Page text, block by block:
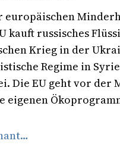
europäischen
kauft russisches
Krieg in der
Regime in
Die EU geht vor der
eigenen